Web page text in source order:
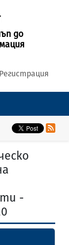
до
Регистрация
-